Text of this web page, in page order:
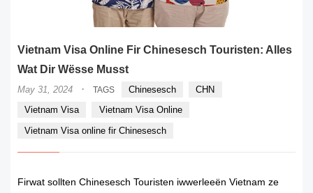
Vietnam Visa Online Fir Chinesesch Touristen: Alles
Wat Dir Wësse Musst
May 31, 2024 · TAGS Chinesesch
CHN
Vietnam Visa
Vietnam Visa Online
Vietnam Visa online fir Chinesesch
Firwat sollten Chinesesch Touristen iwwerleeën Vietnam ze